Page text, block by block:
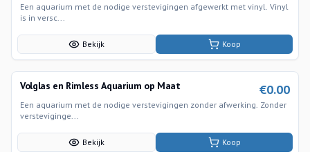
Een aquarium met de nodige verstevigingen afgewerkt met vinyl. Vinyl
is in versc...
Bekijk Koop
Volglas en Rimless Aquarium op Maat €0.00
Een aquarium met de nodige verstevigingen zonder afwerking. Zonder
versteviginge...
Bekijk Koop